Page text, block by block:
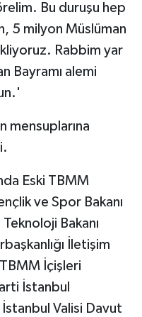
Bu duruşu hep
5 milyon Müslüman
Rabbim yar
Bayramı alemi
mensuplarına
Eski TBMM
ve Spor Bakanı
Bakanı
İletişim
İçişleri
İstanbul
Valisi Davut